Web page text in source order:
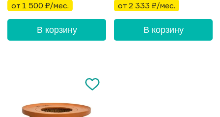
от 1 500 ₽/мес.
В корзину
от 2 333 ₽/мес.
В корзину